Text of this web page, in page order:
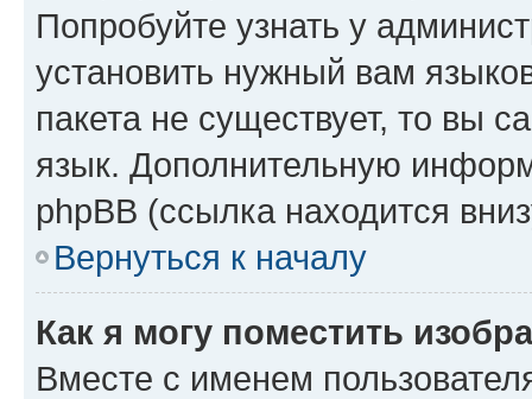
Попробуйте узнать у
установить нужный вам
пакета не существует, то вы
язык. Дополнительную
phpBB (ссылка находится
Вернуться к началу
Как я могу поместить
Вместе с именем